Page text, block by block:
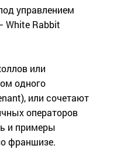
управлением
White Rabbit
или
одного
или сочетают
операторов
и примеры
франшизе.